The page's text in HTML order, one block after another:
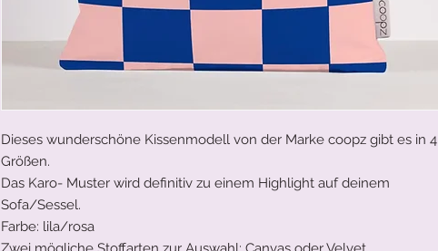
Dieses wunderschöne Kissenmodell von der Marke coopz gibt es in 4
Größen.
Das Karo- Muster wird definitiv zu einem Highlight auf deinem
Sofa/Sessel.
Farbe: lila/rosa